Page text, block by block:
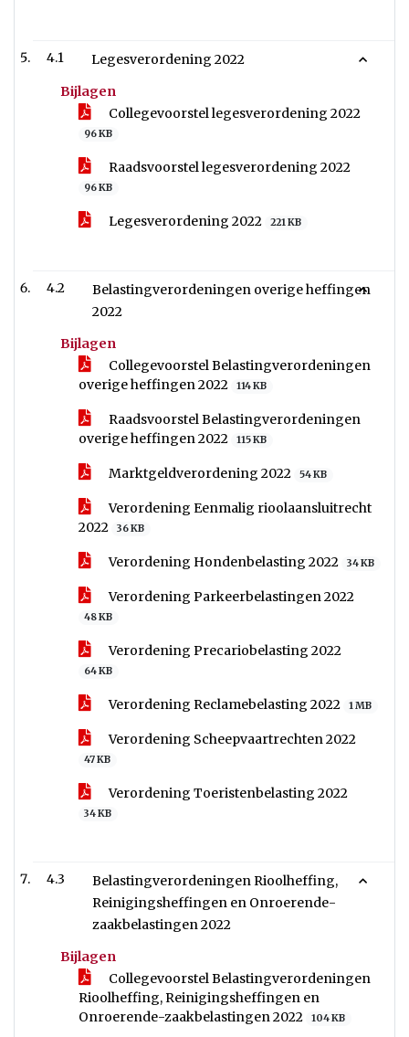
4.1
Legesverordening 2022
Bijlagen
Collegevoorstel legesverordening 2022
96 KB
Raadsvoorstel legesverordening 2022
96 KB
Legesverordening 2022 221 KB
4.2
Belastingverordeningen overige heffingen
2022
Bijlagen
Collegevoorstel Belastingverordeningen
overige heffingen 2022
114 KB
Raadsvoorstel Belastingverordeningen
overige heffingen 2022
115 KB
Marktgeldverordening 2022 54 KB
Verordening Eenmalig rioolaansluitrecht
2022
36 KB
Verordening Hondenbelasting 2022 34 KB
Verordening Parkeerbelastingen 2022
48 KB
Verordening Precariobelasting 2022
64 KB
Verordening Reclamebelasting 2022 1 MB
Verordening Scheepvaartrechten 2022
47 KB
Verordening Toeristenbelasting 2022
34 KB
4.3
Belastingverordeningen Rioolheffing,
Reinigingsheffingen en Onroerende-
zaakbelastingen 2022
Bijlagen
Collegevoorstel Belastingverordeningen
Rioolheffing, Reinigingsheffingen en
Onroerende-zaakbelastingen 2022
104 KB